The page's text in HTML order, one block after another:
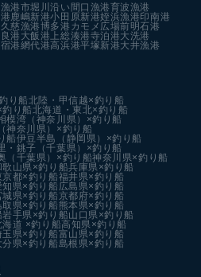
港市堀川沿い 間口漁港育波漁港
鹿嶋新港小田原新港姪浜漁港印南港
久慈漁港博多港カモメ広場前明石港
港 大飯港 上総湊港寺泊港大洗港
港網代港高浜港平塚新港大井漁港
り船北陸・甲信越×釣り船
り船北海道・東北×釣り船
模湾（神奈川県）×釣り船
神奈川県）×釣り船
船伊豆半島（静岡県）×釣り船
・銚子（千葉県）×釣り船
（千葉県）×釣り船神奈川県×釣り船
歌山県×釣り船兵庫県×釣り船
京都×釣り船福井県×釣り船
知県×釣り船 広島県×釣り船
城県×釣り船京都府×釣り船
取県×釣り船 熊本県×釣り船
岩手県×釣り船山口県×釣り船
海道 ×釣り船高知県×釣り船
玉県×釣り船富山県×釣り船
分県×釣り船島根県×釣り船